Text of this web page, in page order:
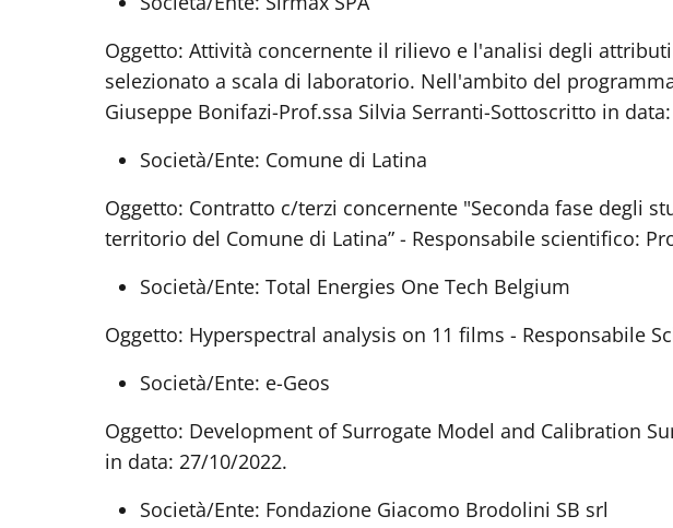
Oggetto: Attività concernente il rilievo e l'analisi degli
selezionato a scala di laboratorio. Nell'ambito del
Giuseppe Bonifazi-Prof.ssa Silvia Serranti-Sottoscritto in
Società/Ente: Comune di Latina
Oggetto: Contratto c/terzi concernente "Seconda fase degli
territorio del Comune di Latina” - Responsabile scientifico:
Società/Ente: Total Energies One Tech Belgium
Oggetto: Hyperspectral analysis on 11 films - Responsabile
Società/Ente: e-Geos
Oggetto: Development of Surrogate Model and Calibration
in data: 27/10/2022.
Società/Ente: Fondazione Giacomo Brodolini SB srl